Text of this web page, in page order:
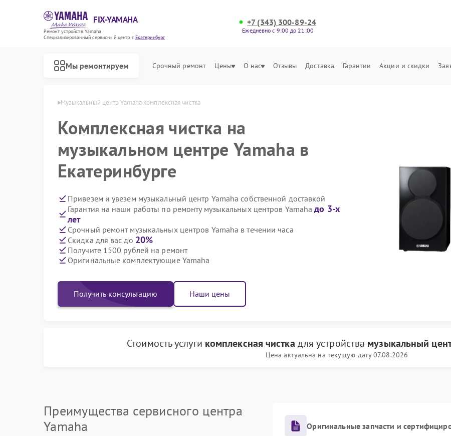
FIX-YAMAHA
Ремонт устройств Yamaha
Специализированный cервисный центр г.Екатеринбург
+7 (343) 300-89-24
Ежедневно с 9:00 до 21:00
Мы ремонтируем Срочный ремонт Цены О нас Отзывы Доставка Гарантии Акции и скидки
Музыкальный центр Yamaha комплексная чистка
Комплексная чистка на
музыкальном центре Yamaha в
Екатеринбурге
Привезем и увезем музыкальный центр Yamaha собственной доставкой
Гарантия на наши работы по ремонту музыкальных центров Yamahaдо 3-х
лет
Срочный ремонт музыкальных центров Yamaha в течении часа
Скидка для вас до 20%
Получите 1500 рублей на ремонт
Оригинальные комплектующие Yamaha
Получить консультацию Наши цены
Стоимость услуги комплексная чистка для устройства музыкальный
Цена актуальна на текущую дату 07.08.2026
Преимущества сервисного центра
Yamaha
Оригинальные запчасти и